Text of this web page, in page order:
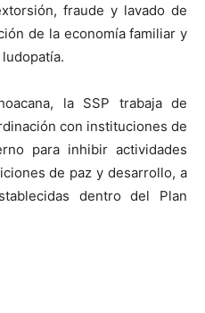
fraude y lavado de
de la economía familiar y
la SSP trabaja de
con instituciones de
para inhibir actividades
de paz y desarrollo, a
dentro del Plan